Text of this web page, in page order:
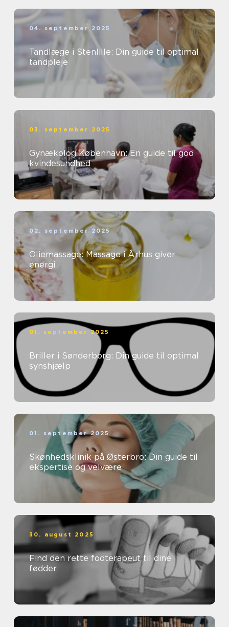
04. september 2025
Tandlæge i Stenlille: Din guide til optimal
tandpleje
03. september 2025
Gynækolog København: En guide til god
kvindesundhed
02. september 2025
Oliemassage: Massage i Århus giver
energi
01. september 2025
Briller i Sønderborg: Din guide til optimal
synshjælp
01. september 2025
Skønhedsklinik på Østerbro: Din guide til
ekspertise og velvære
30. august 2025
Find den rette fodterapeut til dine
fødder